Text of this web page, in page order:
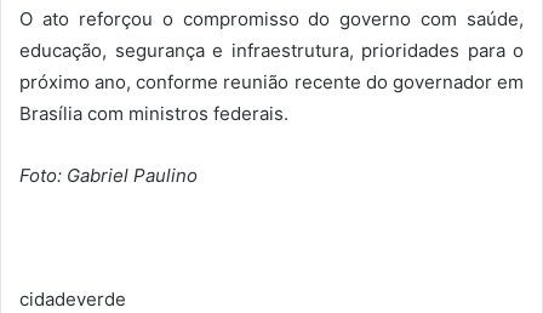
O ato reforçou o compromisso do governo com saúde,
educação, segurança e infraestrutura, prioridades para o
próximo ano, conforme reunião recente do governador em
Brasília com ministros federais.
Foto: Gabriel Paulino
cidadeverde